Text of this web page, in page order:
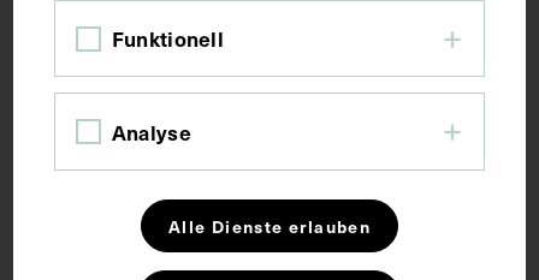
Die Vorlage wurde von Robert Sennecke angefertigt.
Schlagwörter
Bakteriologie
Impfung
Funktionell
Analyse
Alle Dienste erlauben